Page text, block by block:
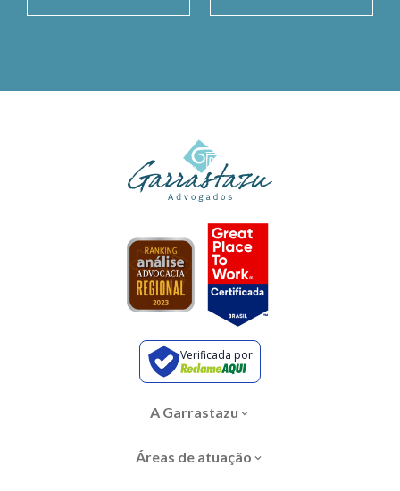
Verificada por
A Garrastazu
Áreas de atuação